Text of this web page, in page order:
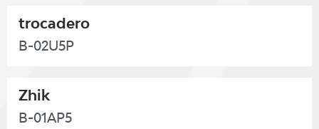
trocadero
B-02U5P
Zhik
B-01AP5